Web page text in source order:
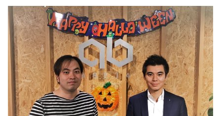
転職
大学発スタートアップ
導入事例